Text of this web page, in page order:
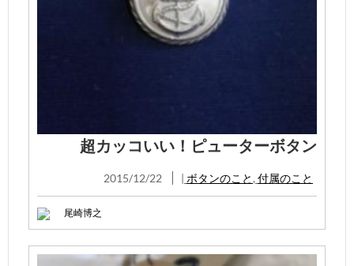
超カッコいい！ピューターボタン
2015/12/22 | ボタンのこと , 付属のこと
尾崎博之